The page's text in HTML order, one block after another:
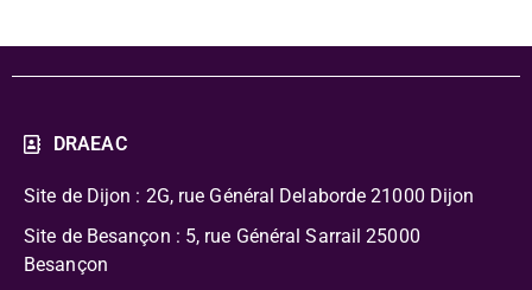
DRAEAC
Site de Dijon : 2G, rue Général Delaborde 21000 Dijon
Site de Besançon : 5, rue Général Sarrail 25000
Besançon